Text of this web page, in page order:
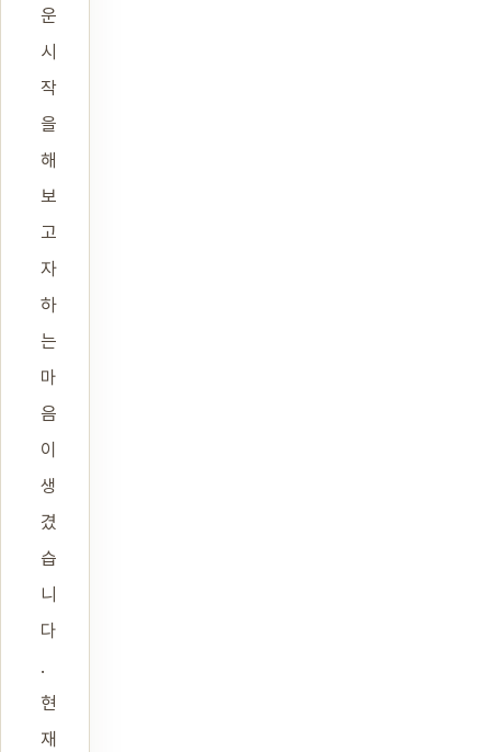
운
시
작
을
해
보
고
자
하
는
마
음
이
생
겼
습
니
다
.
현
재